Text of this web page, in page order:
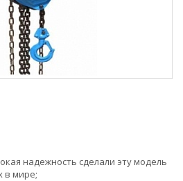
надежность сделали эту модель
в мире;